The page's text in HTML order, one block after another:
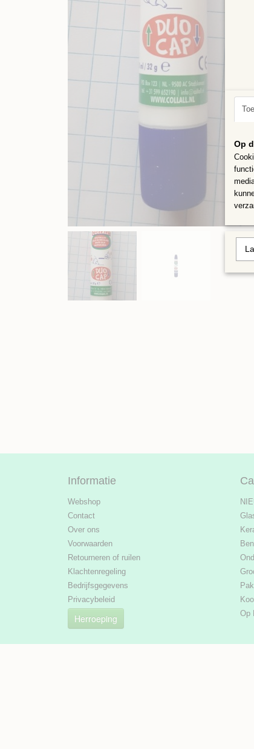
Informatie
Webshop
Contact
Over ons
Voorwaarden
Retourneren of ruilen
Klachtenregeling
Bedrijfsgegevens
Privacybeleid
Herroeping
Op
Op